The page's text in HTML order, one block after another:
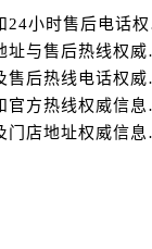
亨得
亨得利官方
亨得利官方
亨得利官方
亨得利官方